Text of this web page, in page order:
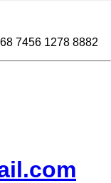
7456 1278 8882